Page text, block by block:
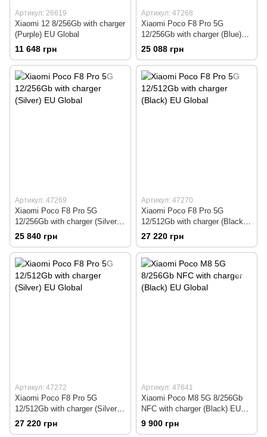
Артикул: 26619
Xiaomi 12 8/256Gb with charger
(Purple) EU Global
11 648 грн
Артикул: 47268
Xiaomi Poco F8 Pro 5G
12/256Gb with charger (Blue)
EU Global
25 088 грн
Артикул: 47269
Xiaomi Poco F8 Pro 5G
12/256Gb with charger (Silver)
EU Global
25 840 грн
Артикул: 47270
Xiaomi Poco F8 Pro 5G
12/512Gb with charger (Black)
EU Global
27 220 грн
Артикул: 47272
Xiaomi Poco F8 Pro 5G
12/512Gb with charger (Silver)
EU Global
27 220 грн
Артикул: 47641
Xiaomi Poco M8 5G 8/256Gb
NFC with charger (Black) EU
Global
9 900 грн